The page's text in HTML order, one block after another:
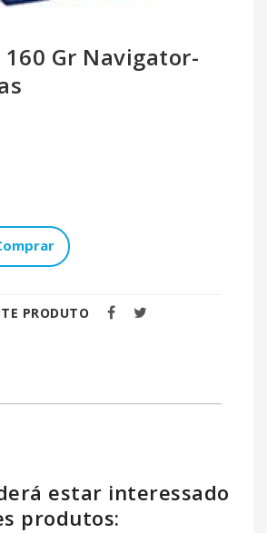
160 Gr Navigator-
PRODUTO
estar interessado
produtos: